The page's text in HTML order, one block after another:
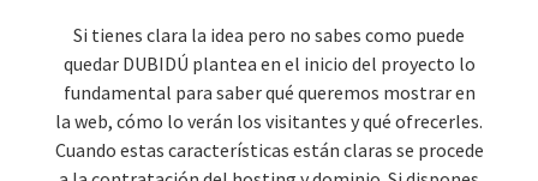
Si tienes clara la idea pero no sabes como puede
quedar DUBIDÚ plantea en el inicio del proyecto lo
fundamental para saber qué queremos mostrar en
la web, cómo lo verán los visitantes y qué ofrecerles.
Cuando estas características están claras se procede